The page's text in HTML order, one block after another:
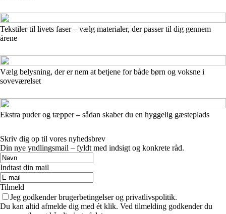
Tekstiler til livets faser – vælg materialer, der passer til dig gennem
årene
Vælg belysning, der er nem at betjene for både børn og voksne i
soveværelset
Ekstra puder og tæpper – sådan skaber du en hyggelig gæsteplads
Skriv dig op til vores nyhedsbrev
Din nye yndlingsmail – fyldt med indsigt og konkrete råd.
Indtast din mail
Tilmeld
Jeg godkender brugerbetingelser og privatlivspolitik.
Du kan altid afmelde dig med ét klik. Ved tilmelding godkender du